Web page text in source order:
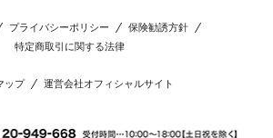
プライバシーポリシー
保険勧誘方針
特定商取引に関する法律
ップ 運営会社オフィシャルサイト